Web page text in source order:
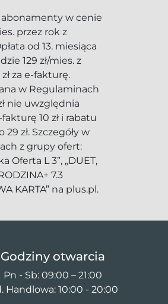
abonamenty w cenie
przez rok z
od 13. miesiąca
129 zł/mies. z
za e-fakturę.
w Regulaminach
nie uwzględnia
10 zł i rabatu
zł. Szczegóły w
z grupy ofert:
Oferta L 3”, „DUET,
7.3
KARTA” na plus.pl.
Godziny otwarcia
Pn - Sb: 09:00 – 21:00
Handlowa: 10:00 - 20:00